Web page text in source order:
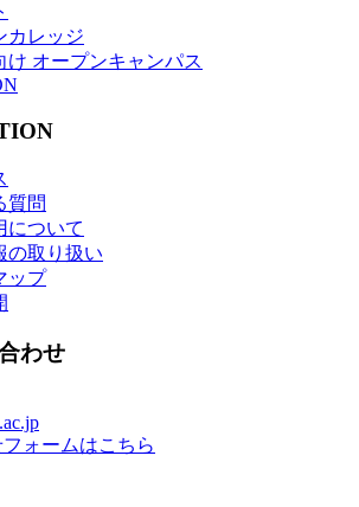
カレッジ
け オープンキャンパス
質問
について
の取り扱い
ップ
わせ
ォームはこちら